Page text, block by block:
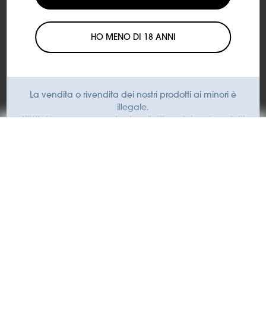
Aggiungi al carrello
Spedizione:
Spedizione con corriere espresso
HO MENO DI 18 ANNI
La vendita o rivendita dei nostri prodotti ai minori è
illegale.
KIWI si impegna a contrastare l'utilizzo dei suoi prodotti